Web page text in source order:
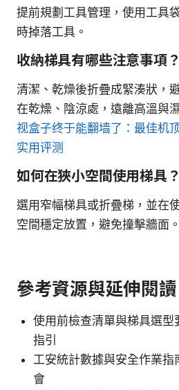
提前規劃工具管理，使用工具
時掉落工具。
收納梯具有哪些注意事項？
清潔、乾燥後折疊成緊湊狀，
在乾燥、陰涼處，遠離高溫與
视盒子终于能翻墙了：最佳机
实用评测
如何在狹小空間使用梯具？
選用窄幅梯具或折疊梯，並在
空間穩定放置，避免撞擊牆面。
參考資源與延伸閱讀
使用前檢查清單與梯具選
指引
工安統計數據與安全作業
會